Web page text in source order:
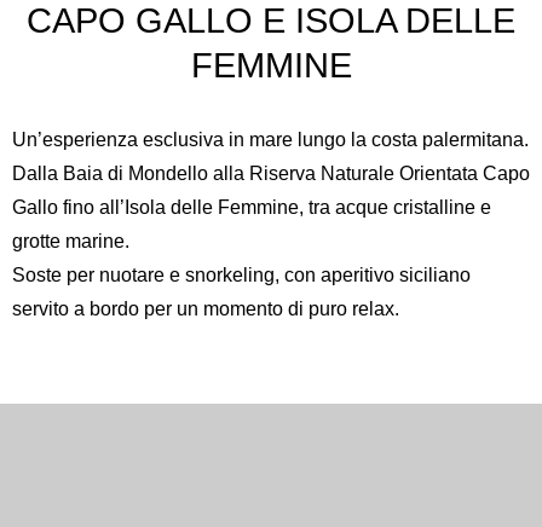
CAPO GALLO E ISOLA DELLE
FEMMINE
Un’esperienza esclusiva in mare lungo la costa palermitana.
Dalla Baia di Mondello alla Riserva Naturale Orientata Capo
Gallo fino all’ Isola delle Femmine, tra acque cristalline e
grotte marine.
Soste per nuotare e snorkeling, con aperitivo siciliano
servito a bordo per un momento di puro relax.